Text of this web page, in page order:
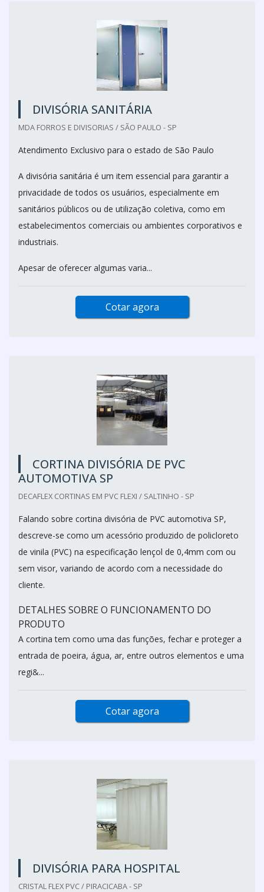
DIVISÓRIA SANITÁRIA
MDA FORROS E DIVISORIAS / SÃO PAULO - SP
Atendimento Exclusivo para o estado de São Paulo
A divisória sanitária é um item essencial para garantir a
privacidade de todos os usuários, especialmente em
sanitários públicos ou de utilização coletiva, como em
estabelecimentos comerciais ou ambientes corporativos e
industriais.
Apesar de oferecer algumas varia...
Cotar agora
CORTINA DIVISÓRIA DE PVC
AUTOMOTIVA SP
DECAFLEX CORTINAS EM PVC FLEXI / SALTINHO - SP
Falando sobre cortina divisória de PVC automotiva SP,
descreve-se como um acessório produzido de policloreto
de vinila (PVC) na especificação lençol de 0,4mm com ou
sem visor, variando de acordo com a necessidade do
cliente.
DETALHES SOBRE O FUNCIONAMENTO DO
PRODUTO
A cortina tem como uma das funções, fechar e proteger a
entrada de poeira, água, ar, entre outros elementos e uma
regi&...
Cotar agora
DIVISÓRIA PARA HOSPITAL
CRISTAL FLEX PVC / PIRACICABA - SP